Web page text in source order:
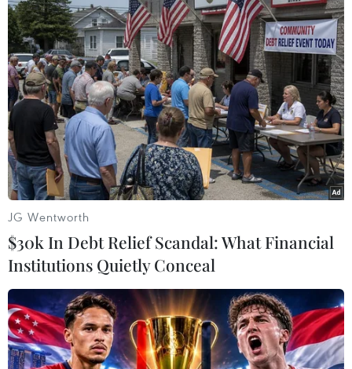
Đoàn thể thao Việt Nam thể hiện quyết tâm giành ít nhất 65 huy
chương Vàng. (Ảnh: TTXVN)
(TTXVN/Vietnam+)
#Thể thao Việt nam #Lễ thượng cờ #SEA Games 30
JG Wentworth
$30k In Debt Relief Scandal: What Financial
Institutions Quietly Conceal